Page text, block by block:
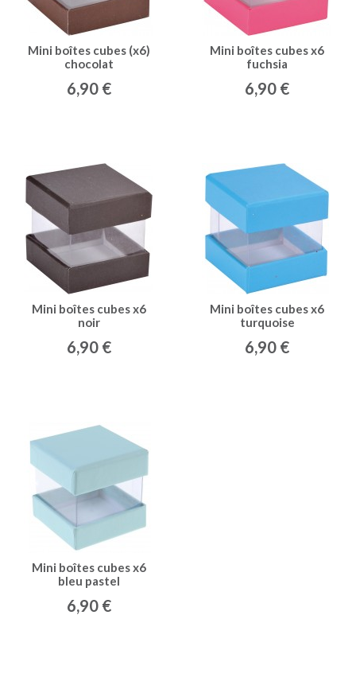
Mini boîtes cubes (x6)
chocolat
6,90 €
Mini boîtes cubes x6
fuchsia
6,90 €
Mini boîtes cubes x6
noir
6,90 €
Mini boîtes cubes x6
turquoise
6,90 €
Mini boîtes cubes x6
bleu pastel
6,90 €